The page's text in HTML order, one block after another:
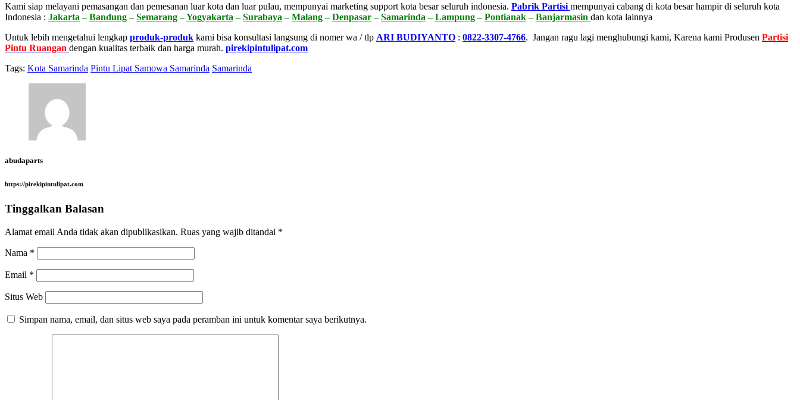
Kami siap melayani pemasangan dan pemesanan luar kota dan luar pulau, mempunyai marketing support kota besar seluruh indonesia. Pabrik Partisi mempunyai cabang di kota besar hampir di seluruh kota
Indonesia : Jakarta –Bandung–Semarang–Yogyakarta –Surabaya –Malang–Denpasar–Samarinda –Lampung–Pontianak–Banjarmasin dan kota lainnya
Untuk lebih mengetahui lengkap produk-produk kami bisa konsultasi langsung di nomer wa / tlp ARI BUDIYANTO : 0822-3307-4766. Jangan ragu lagi menghubungi kami, Karena kami Produsen Partisi
Pintu Ruangan dengan kualitas terbaik dan harga murah. pirekipintulipat.com
Tags: Kota Samarinda Pintu Lipat Samowa Samarinda Samarinda
abudaparts
https://pirekipintulipat.com
Tinggalkan Balasan
Alamat email Anda tidak akan dipublikasikan. Ruas yang wajib ditandai *
Nama *
Email *
Situs Web
Simpan nama, email, dan situs web saya pada peramban ini untuk komentar saya berikutnya.